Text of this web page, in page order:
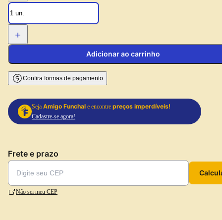
+
Adicionar ao carrinho
Confira formas de pagamento
Seja Amigo Funchal e encontre preços imperdíveis!
Cadastre-se agora!
Frete e prazo
Não sei meu CEP